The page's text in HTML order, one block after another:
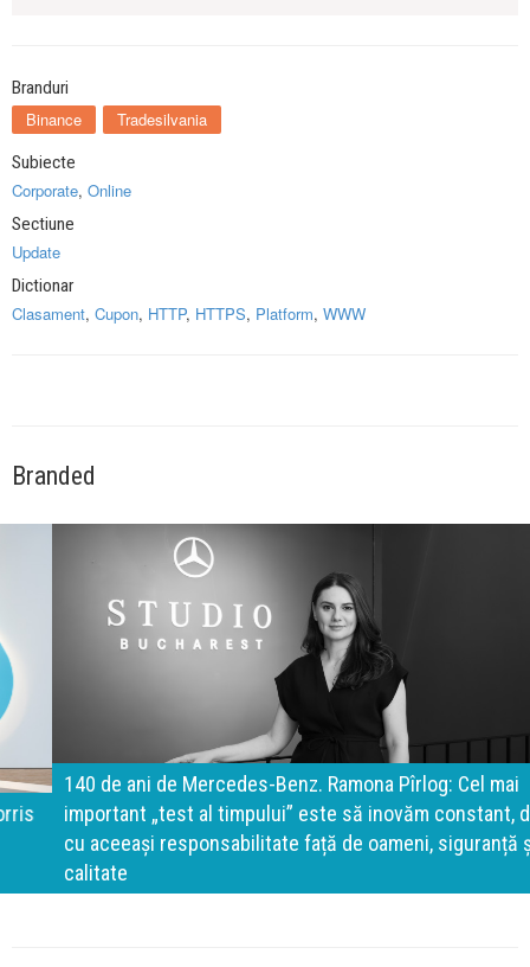
Branduri
Binance Tradesilvania
Subiecte
Corporate, Online
Sectiune
Update
Dictionar
Clasament, Cupon, HTTP, HTTPS, Platform, WWW
Branded
140 de ani de Mercedes-Benz. Ramona Pîrlog: Cel mai
important „test al timpului” este să inovăm constant, dar
cu aceeași responsabilitate față de oameni, siguranță și
calitate